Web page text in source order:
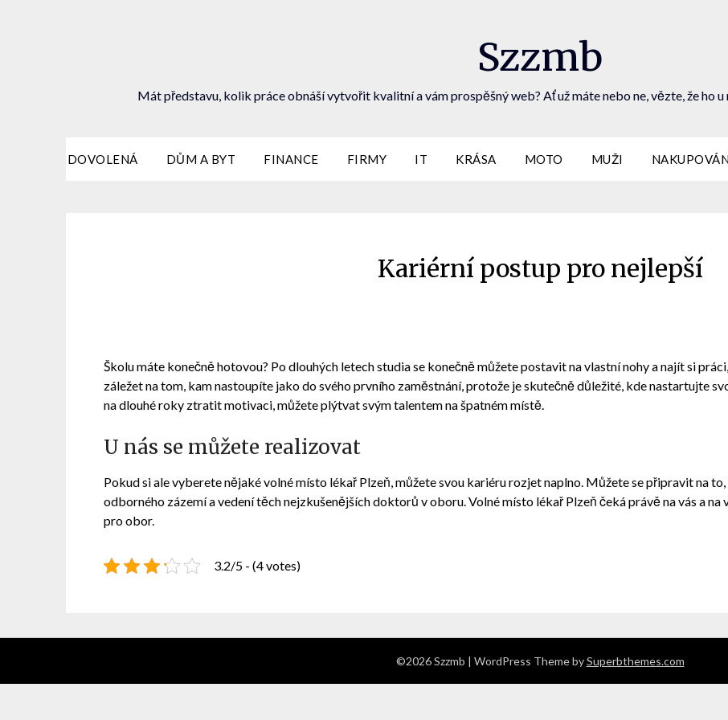
Szzmb
Mát představu, kolik práce obnáší vytvořit kvalitní a vám prospěšný web? Ať už máte nebo ne, vězte, že ho
DOVOLENÁ DŮM A BYT FINANCE FIRMY IT KRÁSA MOTO MUŽI
Kariérní postup pro nejlepší
Školu máte konečně hotovou? Po dlouhých letech studia se konečně můžete postavit na vlastní nohy a najít si
záležet na tom, kam nastoupíte jako do svého prvního zaměstnání, protože je skutečně důležité, kde nastartujte
na dlouhé roky ztratit motivaci, můžete plýtvat svým talentem na špatném místě.
U nás se můžete realizovat
Pokud si ale vyberete nějakévolné místo lékař Plzeň, můžete svou kariéru rozjet naplno. Můžete se připravit na
odborného zázemí a vedení těch nejzkušenějších doktorů v oboru. Volné místo lékař Plzeň čeká právě na vás a na
pro obor.
3.2/5 - (4 votes)
©2026 Szzmb | WordPress Theme bySuperbthemes.com